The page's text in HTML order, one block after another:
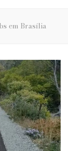
em Brasília